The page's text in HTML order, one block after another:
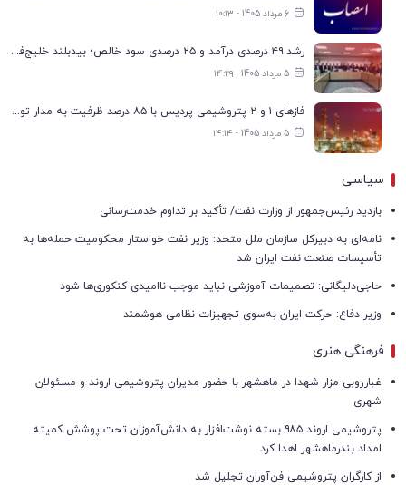
6 مرداد 1405 - ۱۰:۱۳
رشد ۴۹ درصدی درآمد و ۲۵ درصدی سود خالص؛ بیدبلند خلیج‌فارس سال ۱۴۰۴ را با رکوردهای جدید به پایان رساند
5 مرداد 1405 - ۱۴:۲۹
فازهای ۱ و ۲ پتروشیمی پردیس با ۸۵ درصد ظرفیت به مدار تولید بازگشتند
5 مرداد 1405 - ۱۴:۱۴
سیاسی
بازدید رئیس‌جمهور از وزارت نفت/ تأکید بر تداوم خدمت‌رسانی
نامه‌ای به دبیرکل سازمان ملل متحد: وزیر نفت خواستار محکومیت حمله‌ها به
تأسیسات صنعت نفت ایران شد
حاجی‌دلیگانی: تصمیمات آموزشی نباید موجب ناامیدی کنکوری‌ها شود
وزیر دفاع: حرکت ایران به‌سوی تجهیزات نظامی هوشمند
فرهنگی هنری
غبارروبی مزار شهدا در ماهشهر با حضور مدیران پتروشیمی اروند و مسئولان
شهری
پتروشیمی اروند ۹۸۵ بسته نوشت‌افزار به دانش‌آموزان تحت پوشش کمیته
امداد بندرماهشهر اهدا کرد
از کارگران پتروشیمی فن‌آوران تجلیل شد